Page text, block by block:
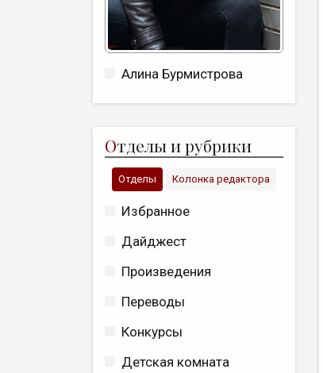
Алина Бурмистрова
Отделы и рубрики
Отделы Колонка редактора
Избранное
Дайджест
Произведения
Переводы
Конкурсы
Детская комната